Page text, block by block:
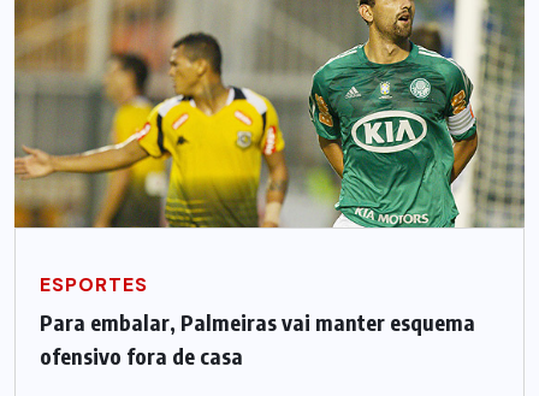
ESPORTES
Para embalar, Palmeiras vai manter esquema
ofensivo fora de casa